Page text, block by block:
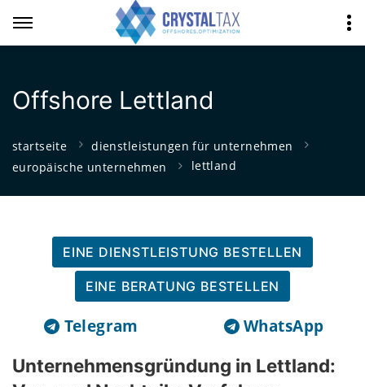
Offshore Lettland
startseite
dienstleistungen für unternehmen
europäische unternehmen
lettland
EINE DIENSTLEISTUNG BESTELLEN
EINE BERATUNG BESTELLEN
Telegram WhatsApp
Unternehmensgründung in Lettland: